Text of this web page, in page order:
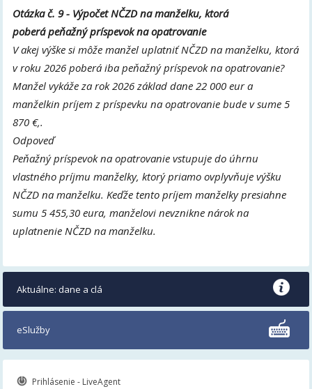
Otázka č. 9 - Výpočet NČZD na manželku, ktorá
poberá peňažný príspevok na opatrovanie
V akej výške si môže manžel uplatniť NČZD na manželku, ktorá
v roku 2026 poberá iba peňažný príspevok na opatrovanie?
Manžel vykáže za rok 2026 základ dane 22 000 eur a
manželkin príjem z príspevku na opatrovanie bude v sume 5
870 €,.
Odpoveď
Peňažný príspevok na opatrovanie vstupuje do úhrnu
vlastného príjmu manželky, ktorý priamo ovplyvňuje výšku
NČZD na manželku. Keďže tento príjem manželky presiahne
sumu 5 455,30 eura, manželovi nevznikne nárok na
uplatnenie NČZD na manželku.
Aktuálne: dane a clá
eSlužby
Prihlásenie - LiveAgent